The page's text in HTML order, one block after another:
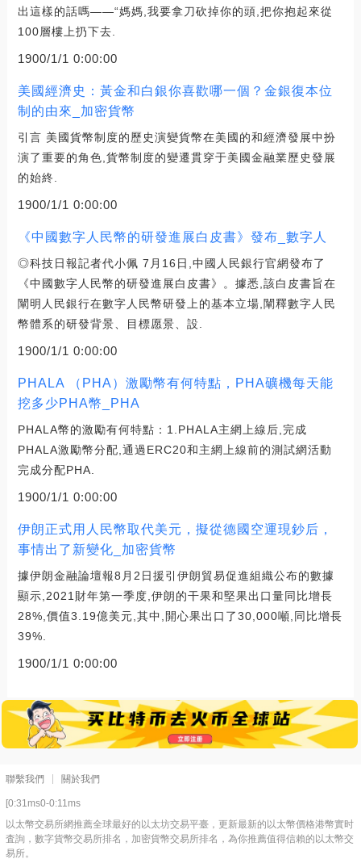
出這樣的話嗎——“媽媽,我要拿刀砍掉你的頭,把你抱起來從
100層樓上扔下去.
1900/1/1 0:00:00
美國經濟史：黃金和白銀你喜歡哪一個？金銀復本位
制的由來_加密貨幣
引言 美國貨幣制度的歷史演變貨幣在美國的和經濟發展中扮
演了重要的角色,貨幣制度的變遷貫穿于美國金融業歷史發展
的始終.
1900/1/1 0:00:00
《中國數字人民幣的研發進展白皮書》發布_數字人
◎科技日報記者代小佩 7月16日,中國人民銀行官網發布了
《中國數字人民幣的研發進展白皮書》。據悉,該白皮書旨在
闡明人民銀行在數字人民幣研發上的基本立場,闡釋數字人民
幣體系的研發背景、目標愿景、設.
1900/1/1 0:00:00
PHALA （PHA）激勵幣有何特點，PHA礦機每天能
挖多少PHA幣_PHA
PHALA幣的激勵有何特點：1.PHALA主網上線后,完成
PHALA激勵幣分配,通過ERC20和主網上線前的測試網活動
完成分配PHA.
1900/1/1 0:00:00
伊朗正式用人民幣取代美元，擬從德國空運現鈔后，
事情出了新變化_加密貨幣
據伊朗金融論壇報8月2日援引伊朗貿易促進組織公布的數據
顯示,2021財年第一季度,伊朗的干果和堅果出口量同比增長
28%,價值3.19億美元,其中,開心果出口了30,000噸,同比增長
39%.
1900/1/1 0:00:00
聯繫我們 關於我們
[0:31ms0-0:11ms
以太幣交易所網推薦全球最好的以太坊交易平臺，更新最新的以太幣價格港幣實时
査詢，數字貨幣交易所排名，加密貨幣交易所排名，為你推薦值得信賴的以太幣交
易所。